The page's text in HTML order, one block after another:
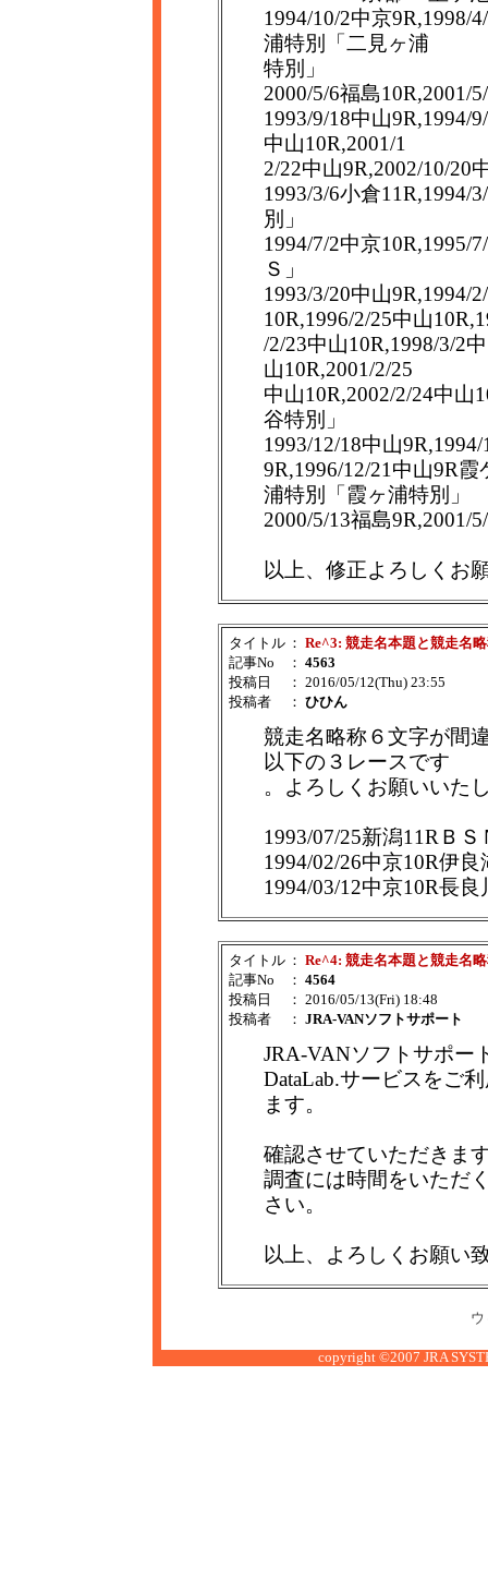
1994/10/2中京9R,1998/
浦特別「二見ヶ浦
特別」
2000/5/6福島10R,2001/
1993/9/18中山9R,1994/
中山10R,2001/1
2/22中山9R,2002/10/20
1993/3/6小倉11R,1994/
別」
1994/7/2中京10R,1995/
Ｓ」
1993/3/20中山9R,1994/
10R,1996/2/25中山
/2/23中山10R,1998/3/2
山10R,2001/2/25
中山10R,2002/2/24中山
谷特別」
1993/12/18中山
9R,1996/12/21中山9R霞
浦特別「霞ヶ浦特別」
2000/5/13福島9R,2001/
以上、修正よろしくお
タイトル ： Re^3: 競走名本題と競走名
記事No
： 4563
投稿日
： 2016/05/12(Thu) 23:55
投稿者
： ひひん
競走名略称６文字が間
以下の３レースです
。よろしくお願いいた
1993/07/25新潟11RＢ
1994/02/26中京10R伊
1994/03/12中京10R長
タイトル ： Re^4: 競走名本題と競走名
記事No
： 4564
投稿日
： 2016/05/13(Fri) 18:48
投稿者
： JRA-VANソフトサポート
JRA-VANソフトサポー
DataLab.サービスをご
ます。
確認させていただきま
調査には時間をいただ
さい。
以上、よろしくお願い
copyright ©2007 JRA